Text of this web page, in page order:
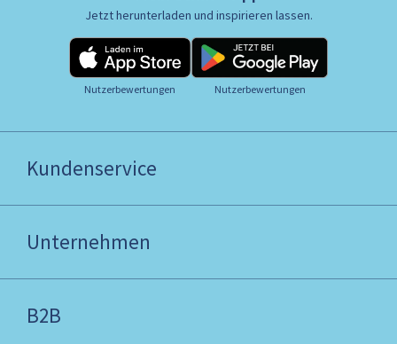
Jetzt herunterladen und inspirieren lassen.
Nutzerbewertungen Nutzerbewertungen
Kundenservice
Unternehmen
B2B